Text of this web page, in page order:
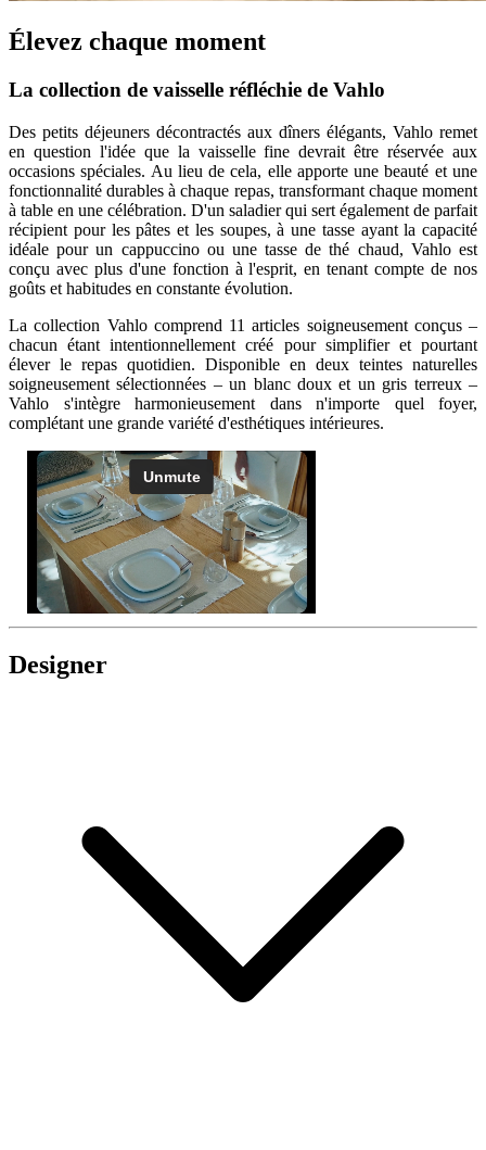
Élevez chaque moment
La collection de vaisselle réfléchie de Vahlo
Des petits déjeuners décontractés aux dîners élégants, Vahlo remet
en question l'idée que la vaisselle fine devrait être réservée aux
occasions spéciales. Au lieu de cela, elle apporte une beauté et une
fonctionnalité durables à chaque repas, transformant chaque moment
à table en une célébration. D'un saladier qui sert également de parfait
récipient pour les pâtes et les soupes, à une tasse ayant la capacité
idéale pour un cappuccino ou une tasse de thé chaud, Vahlo est
conçu avec plus d'une fonction à l'esprit, en tenant compte de nos
goûts et habitudes en constante évolution.
La collection Vahlo comprend 11 articles soigneusement conçus –
chacun étant intentionnellement créé pour simplifier et pourtant
élever le repas quotidien. Disponible en deux teintes naturelles
soigneusement sélectionnées – un blanc doux et un gris terreux –
Vahlo s'intègre harmonieusement dans n'importe quel foyer,
complétant une grande variété d'esthétiques intérieures.
Designer